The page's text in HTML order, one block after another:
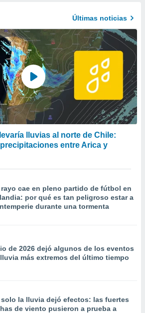
Últimas noticias
lluvias al norte de Chile:
entre Arica y
rayo cae en pleno partido de fútbol en
por qué es tan peligroso estar a
durante una tormenta
de 2026 dejó algunos de los eventos
más extremos del último tiempo
solo la lluvia dejó efectos: las fuertes
de viento pusieron a prueba a